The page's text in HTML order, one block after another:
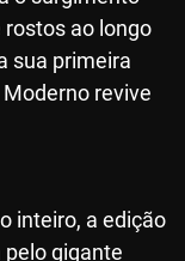
ao longo
sua primeira
revive
inteiro, a edição
pelo gigante